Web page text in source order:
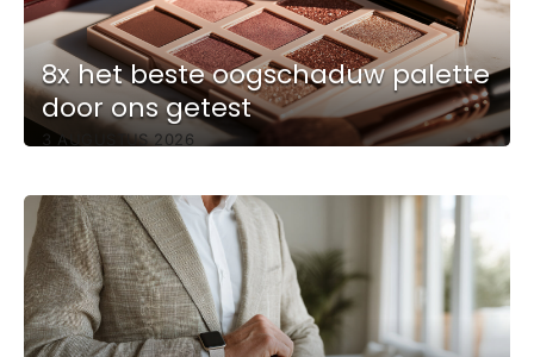
8x het beste oogschaduw palette
door ons getest
3 AUGUSTUS 2026